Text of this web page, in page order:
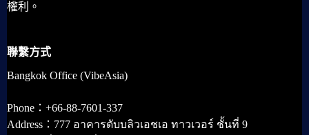
權利。
聯繫方式
Bangkok Office (VibeAsia)
Phone：+66-88-7601-337
Address：777 อาคารดับบลิวเอชเอ ทาวเวอร์ ชั้นที่ 9